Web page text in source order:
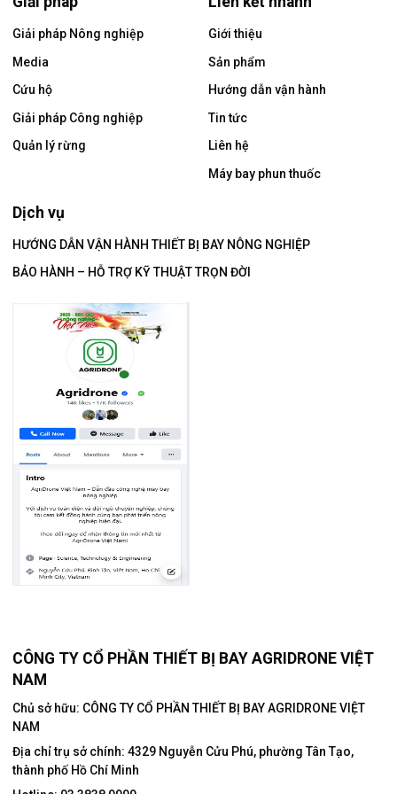
Giải pháp Nông nghiệp
Media
Cứu hộ
Giải pháp Công nghiệp
Quản lý rừng
Dịch vụ
HƯỚNG DẪN VẬN HÀNH THIẾT BỊ BAY NÔNG NGHIỆP
BẢO HÀNH – HỖ TRỢ KỸ THUẬT TRỌN ĐỜI
Giới thiệu
Sản phẩm
Hướng dẫn vận hành
Tin tức
Liên hệ
Máy bay phun thuốc
CÔNG TY CỔ PHẦN THIẾT BỊ BAY AGRIDRONE VIỆT
NAM
Chủ sở hữu: CÔNG TY CỔ PHẦN THIẾT BỊ BAY AGRIDRONE VIỆT
NAM
Địa chỉ trụ sở chính: 4329 Nguyễn Cửu Phú, phường Tân Tạo,
thành phố Hồ Chí Minh